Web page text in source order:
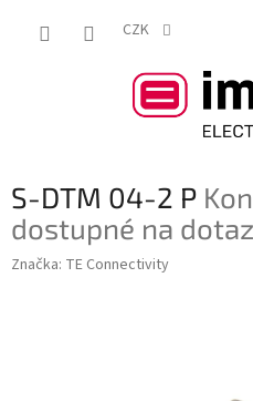
CZK
S-DTM 04-2 P
dostupné na dotaz
Značka: TE Connectivity